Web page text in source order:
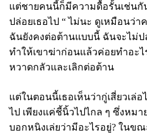
แต่ชายคนนี้ก็มีความดื้อรั้นเช่นกั
ปล่อยเธอไป “ ไม่นะ ดูเหมือนว่า
ฉันยังคงต่อต้านแบบนี้ ฉันจะไม่ป
ทำให้เขาฆ่าก่อนแล้วค่อยทำอะไ
หวาดกลัวและเลิกต่อต้าน
แต่ในตอนนี้เธอเห็นว่ากู่เสี่ยวเ
ไป เพียงแค่ชี้นิ้วไปไกล ๆ ซึ่งหมา
บอกหนิงเล่ยว่ามีอะไรอยู่? ในขณ